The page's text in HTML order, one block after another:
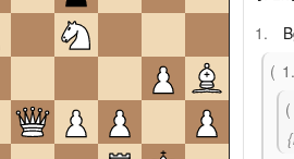
1.
1.